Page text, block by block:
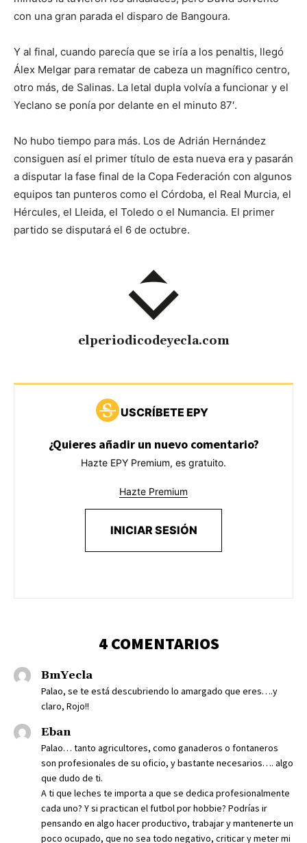
con una gran parada el disparo de Bangoura.
Y al final, cuando parecía que se iría a los penaltis, llegó
Álex Melgar para rematar de cabeza un magnífico centro,
otro más, de Salinas. La letal dupla volvía a funcionar y el
Yeclano se ponía por delante en el minuto 87′.
No hubo tiempo para más. Los de Adrián Hernández
consiguen así el primer título de esta nueva era y pasarán
a disputar la fase final de la Copa Federación con algunos
equipos tan punteros como el Córdoba, el Real Murcia, el
Hércules, el Lleida, el Toledo o el Numancia. El primer
partido se disputará el 6 de octubre.
elperiodicodeyecla.com
USCRÍBETE EPY
¿Quieres añadir un nuevo comentario?
Hazte EPY Premium, es gratuito.
Hazte Premium
INICIAR SESIÓN
4 COMENTARIOS
BmYecla
Palao, se te está descubriendo lo amargado que eres….y
claro, Rojo!!
Eban
Palao… tanto agricultores, como ganaderos o fontaneros
son profesionales de su oficio, y bastante necesarios…. algo
que dudo de ti.
A ti que leches te importa a que se dedica profesionalmente
cada uno? Y si practican el futbol por hobbie? Podrías ir
pensando en algo hacer productivo, trabajar y mantenerte un
poco ocupado, que no sea todo negativo, criticar y meter mi